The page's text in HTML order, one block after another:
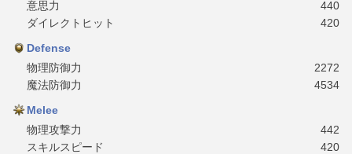
意思力
440
ダイレクトヒット
420
Defense
物理防御力
2272
魔法防御力
4534
Melee
物理攻撃力
442
スキルスピード
420